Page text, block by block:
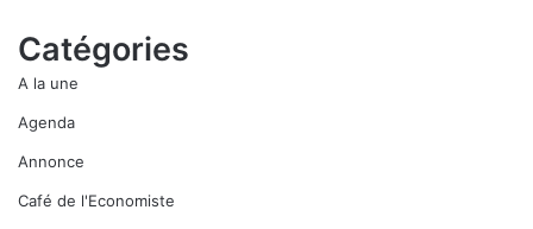
Catégories
A la une
Agenda
Annonce
Café de l'Economiste